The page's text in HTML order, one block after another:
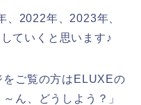
、2022年、2023年、
ていくと思います♪
をご覧の方はELUXEの
ん、どうしよう？」